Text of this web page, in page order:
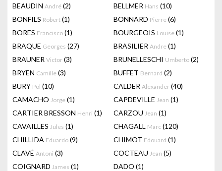
BEAUDIN André (2) BELLMER Hans (10)
BONFILS Robert (1) BONNARD Pierre (6)
BORES Francisco (1) BOURGEOIS Louise (1)
BRAQUE Georges (27) BRASILIER Andre (1)
BRAUNER Victor (3) BRUNELLESCHI Umberto (2)
BRYEN Camille (3) BUFFET Bernard (2)
BURY Pol (10) CALDER Alexander (40)
CAMACHO Jorge (1) CAPDEVILLE Jean (1)
CARTIER BRESSON Henri (1) CARZOU Jean (1)
CAVAILLES Jules (1) CHAGALL Marc (120)
CHILLIDA Eduardo (9) CHIMOT Edouard (1)
CLAVÉ Antoni (3) COCTEAU Jean (5)
COIGNARD James (1) DADO (1)